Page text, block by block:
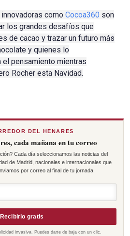
comoCocoa360 son
los grandes desafíos que
decacao y trazar un futuro más
y quienes lo
el pensamiento mientras
Rocher esta Navidad.
DEL HENARES
cada mañana en tu correo
Cada día seleccionamos las noticias del
de Madrid, nacionales e internacionales que
por correo al final de tu jornada.
Recibirlo gratis
invasiva. Puedes darte de baja con un clic.